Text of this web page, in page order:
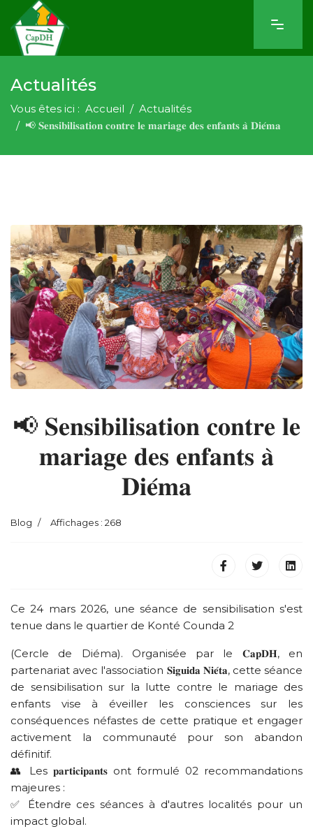
Actualités
Vous êtes ici : Accueil
Actualités
📢 𝐒𝐞𝐧𝐬𝐢𝐛𝐢𝐥𝐢𝐬𝐚𝐭𝐢𝐨𝐧 𝐜𝐨𝐧𝐭𝐫𝐞 𝐥𝐞 𝐦𝐚𝐫𝐢𝐚𝐠𝐞 𝐝𝐞𝐬 𝐞𝐧𝐟𝐚𝐧𝐭𝐬 𝐚̀ 𝐃𝐢𝐞́𝐦𝐚
📢 𝐒𝐞𝐧𝐬𝐢𝐛𝐢𝐥𝐢𝐬𝐚𝐭𝐢𝐨𝐧 𝐜𝐨𝐧𝐭𝐫𝐞 𝐥𝐞
𝐦𝐚𝐫𝐢𝐚𝐠𝐞 𝐝𝐞𝐬 𝐞𝐧𝐟𝐚𝐧𝐭𝐬 𝐚̀
𝐃𝐢𝐞́𝐦𝐚
Blog Affichages : 268
Ce 24 mars 2026, une séance de sensibilisation s'est
tenue dans le quartier de Konté Counda 2
(Cercle de Diéma). Organisée par le 𝐂𝐚𝐩𝐃𝐇, en
partenariat avec l'association 𝐒𝐢𝐠𝐮𝐢𝐝𝐚 𝐍𝐢𝐞́𝐭𝐚, cette séance
de sensibilisation sur la lutte contre le mariage des
enfants vise à éveiller les consciences sur les
conséquences néfastes de cette pratique et engager
activement la communauté pour son abandon
définitif.
👥 Les 𝐩𝐚𝐫𝐭𝐢𝐜𝐢𝐩𝐚𝐧𝐭𝐬 ont formulé 02 recommandations
majeures :
✅ Étendre ces séances à d'autres localités pour un
impact global.